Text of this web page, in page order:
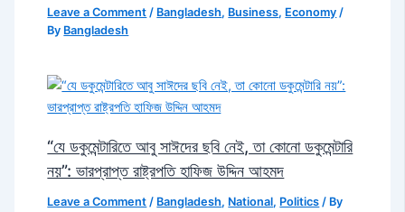
Leave a Comment / Bangladesh, Business, Economy /
By Bangladesh
“যে ডকুমেন্টারিতে আবু সাঈদের ছবি নেই, তা কোনো ডকুমেন্টারি
নয়”: ভারপ্রাপ্ত রাষ্ট্রপতি হাফিজ উদ্দিন আহমদ
Leave a Comment / Bangladesh, National, Politics / By